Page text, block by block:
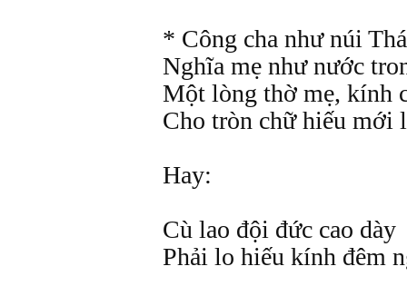
* Công cha như núi
Nghĩa mẹ như nước
Một lòng thờ mẹ, kính
Cho tròn chữ hiếu mới
Hay:
Cù lao đội đức cao dày
Phải lo hiếu kính đêm